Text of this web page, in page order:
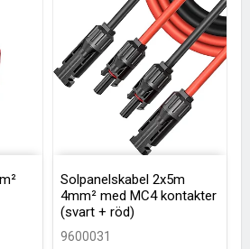
Solpanelskabel 2x5m
4mm² med MC4 kontakter
(svart + röd)
9600031